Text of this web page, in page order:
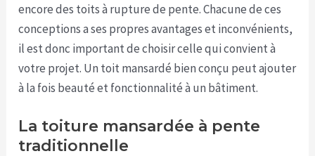
encore des toits à rupture de pente. Chacune de ces
conceptions a ses propres avantages et inconvénients,
il est donc important de choisir celle qui convient à
votre projet. Un toit mansardé bien conçu peut ajouter
à la fois beauté et fonctionnalité à un bâtiment.
La toiture mansardée à pente
traditionnelle